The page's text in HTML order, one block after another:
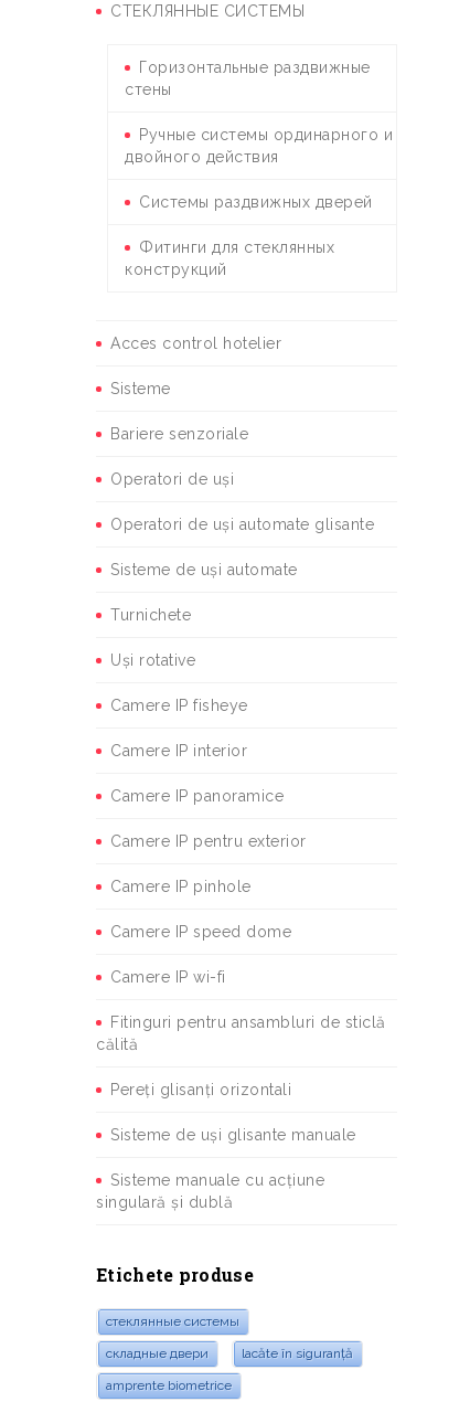
СТЕКЛЯННЫЕ СИСТЕМЫ
Горизонтальные раздвижные
стены
Ручные системы ординарного и
двойного действия
Системы раздвижных дверей
Фитинги для стеклянных
конструкций
Acces control hotelier
Sisteme
Bariere senzoriale
Operatori de uși
Operatori de uși automate glisante
Sisteme de uși automate
Turnichete
Uși rotative
Camere IP fisheye
Camere IP interior
Camere IP panoramice
Camere IP pentru exterior
Camere IP pinhole
Camere IP speed dome
Camere IP wi-fi
Fitinguri pentru ansambluri de sticlă
călită
Pereți glisanți orizontali
Sisteme de uși glisante manuale
Sisteme manuale cu acțiune
singulară și dublă
Etichete produse
стеклянные системы
складные двери lacăte în siguranță
amprente biometrice